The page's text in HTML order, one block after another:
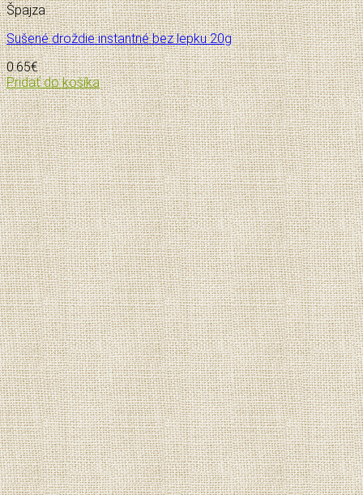
Špajza
Sušené droždie instantné bez lepku 20g
0.65€
Pridať do košíka